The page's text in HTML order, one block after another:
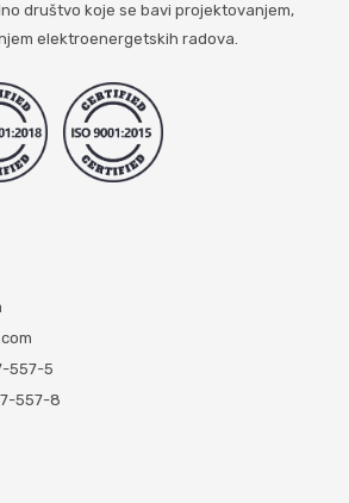
društvo koje se bavi projektovanjem,
elektroenergetskih radova.
557-5
557-8